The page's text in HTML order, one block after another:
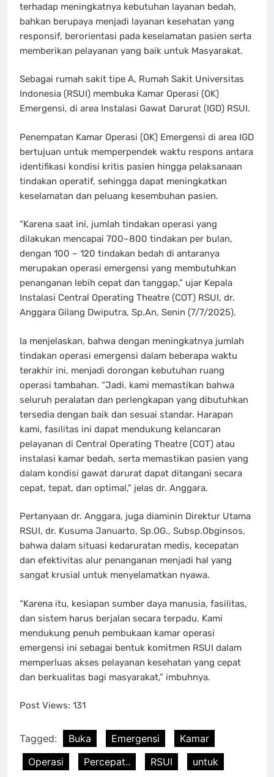
terhadap meningkatnya kebutuhan layanan bedah,
bahkan berupaya menjadi layanan kesehatan yang
responsif, berorientasi pada keselamatan pasien serta
memberikan pelayanan yang baik untuk Masyarakat.
Sebagai rumah sakit tipe A, Rumah Sakit Universitas
Indonesia (RSUI) membuka Kamar Operasi (OK)
Emergensi, di area Instalasi Gawat Darurat (IGD) RSUI.
Penempatan Kamar Operasi (OK) Emergensi di area IGD
bertujuan untuk memperpendek waktu respons antara
identifikasi kondisi kritis pasien hingga pelaksanaan
tindakan operatif, sehingga dapat meningkatkan
keselamatan dan peluang kesembuhan pasien.
“Karena saat ini, jumlah tindakan operasi yang
dilakukan mencapai 700–800 tindakan per bulan,
dengan 100 – 120 tindakan bedah di antaranya
merupakan operasi emergensi yang membutuhkan
penanganan lebih cepat dan tanggap,” ujar Kepala
Instalasi Central Operating Theatre (COT) RSUI, dr.
Anggara Gilang Dwiputra, Sp.An, Senin (7/7/2025).
Ia menjelaskan, bahwa dengan meningkatnya jumlah
tindakan operasi emergensi dalam beberapa waktu
terakhir ini, menjadi dorongan kebutuhan ruang
operasi tambahan. “Jadi, kami memastikan bahwa
seluruh peralatan dan perlengkapan yang dibutuhkan
tersedia dengan baik dan sesuai standar. Harapan
kami, fasilitas ini dapat mendukung kelancaran
pelayanan di Central Operating Theatre (COT) atau
instalasi kamar bedah, serta memastikan pasien yang
dalam kondisi gawat darurat dapat ditangani secara
cepat, tepat, dan optimal,” jelas dr. Anggara.
Pertanyaan dr. Anggara, juga diaminin Direktur Utama
RSUI, dr. Kusuma Januarto, Sp.OG., Subsp.Obginsos,
bahwa dalam situasi kedaruratan medis, kecepatan
dan efektivitas alur penanganan menjadi hal yang
sangat krusial untuk menyelamatkan nyawa.
“Karena itu, kesiapan sumber daya manusia, fasilitas,
dan sistem harus berjalan secara terpadu. Kami
mendukung penuh pembukaan kamar operasi
emergensi ini sebagai bentuk komitmen RSUI dalam
memperluas akses pelayanan kesehatan yang cepat
dan berkualitas bagi masyarakat,” imbuhnya.
Post Views: 131
Tagged: Buka Emergensi
Kamar
Operasi
Percepat.. RSUI untuk